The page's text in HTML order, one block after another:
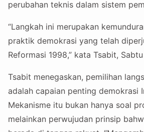
perubahan teknis dalam sistem
“Langkah ini merupakan
praktik demokrasi yang telah
Reformasi 1998,” kata Tsabit,
Tsabit menegaskan, pemilihan
adalah capaian penting demokrasi
Mekanisme itu bukan hanya soal
melainkan perwujudan prinsip